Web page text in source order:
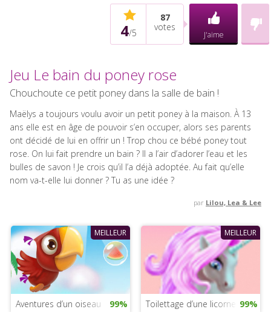
4/5
87
votes
J'aime
Jeu Le bain du poney rose
Chouchoute ce petit poney dans la salle de bain !
Maëlys a toujours voulu avoir un petit poney à la maison. À 13
ans elle est en âge de pouvoir s’en occuper, alors ses parents
ont décidé de lui en offrir un ! Trop chou ce bébé poney tout
rose. On lui fait prendre un bain ? Il a l’air d’adorer l’eau et les
bulles de savon ! Je crois qu’il l’a déjà adoptée. Au fait qu’elle
nom va-t-elle lui donner ? Tu as une idée ?
par Lilou, Lea & Lee
MEILLEUR
Aventures d’un oiseau 99%
MEILLEUR
Toilettage d’une licorne 99%